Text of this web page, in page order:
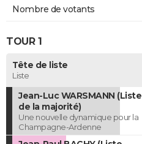
Nombre de votants
TOUR 1
Tête de liste
Liste
Jean-Luc WARSMANN (Liste
de la majorité)
Une nouvelle dynamique pour la
Champagne-Ardenne